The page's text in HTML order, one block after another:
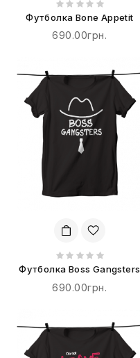
Футболка Bone Appetit
690.00грн.
Футболка Boss Gangsters
690.00грн.